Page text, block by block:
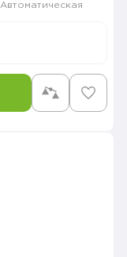
Автоматическая